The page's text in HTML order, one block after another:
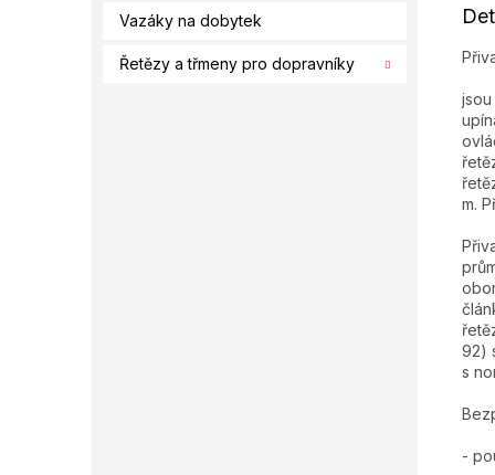
Vazáky na dobytek
Řetězy a třmeny pro dopravníky
m.
92)
s
-